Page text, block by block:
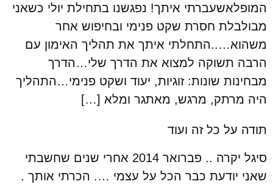
המופלאשעברתי איתך! נפגשנו בתחילת יולי כשאני
מבולבלת חסרת שקט פנימי ובחיפוש אחר
משהוא…..התחלתי איתך את תהליך האימון עם
הרבה תשוקה למצוא את הדרך שלי…הדרך
מבחינות שונות: זוגיות, יעוד ושקט פנימי…התהליך
היה מרתק, מרגש, מאתגר ומלא […]
תודה על כל זה ועוד
סיגל יקרה .. פברואר 2014 אחרי שנים שחשבתי
שאני יודעת כבר הכל על עצמי …. הכרתי אותך .